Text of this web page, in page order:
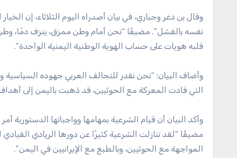
وقال بن دغر وجباري، في بيان أصدراه اليوم الثلاثاء، إن
نفسه بالفشل”. مضيفًا “نحن أمام وطن ممزق، ينزف دمًا،
قلبه هويات على حساب الهوية الوطنية اليمنية الواحدة”.
وأضاف البيان: “نحن نقدر للتحالف العربي جهوده السياسية
التي قادت المعركة مع الحوثيين، قد ذهبت باليمن إلى
وأكد البيان أن قيام الشرعية بمهامها وواجباتها الدستورية
مضيفًا “لقد تنازلت الشرعية كثيرًا عن دورها الريادي
المواجهة مع الحوثيين، وبالطبع مع الإيرانيين في اليمن”.